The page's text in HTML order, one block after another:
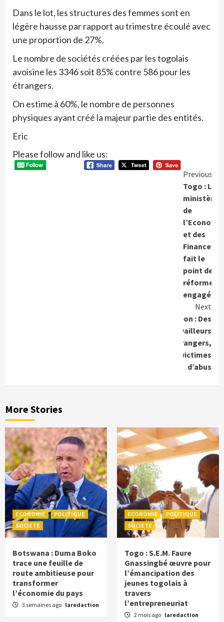
Dans le lot, les structures des femmes sont en
légère hausse par rapport au trimestre écoulé avec
une proportion de 27%.
Le nombre de sociétés créées par les togolais
avoisine les 3346 soit 85% contre 586 pour les
étrangers.
On estime à 60%, le nombre de personnes
physiques ayant créé la majeur partie des entités.
Eric
Please follow and like us:
Previous
Togo : Le
ministère
de
l’Economie
et des
Finances
fait le
point des
réformes
engagées
Next
Japon : Des
travailleurs
étrangers,
victimes
d’abus
More Stories
ECONOMIE
POLITIQUE
SOCIETE
Botswana : Duma Boko
trace une feuille de
route ambitieuse pour
transformer
l’économie du pays
3 semaines ago laredaction
ECONOMIE
POLITIQUE
SOCIETE
Togo : S.E.M. Faure
Gnassingbé œuvre pour
l’émancipation des
jeunes togolais à
travers
l’entrepreneuriat
2 mois ago laredaction